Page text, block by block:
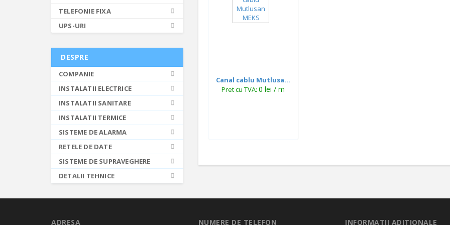
TELEFONIE FIXA
UPS-URI
DESPRE
COMPANIE
INSTALATII ELECTRICE
INSTALATII SANITARE
INSTALATII TERMICE
SISTEME DE ALARMA
RETELE DE DATE
SISTEME DE SUPRAVEGHERE
DETALII TEHNICE
Canal cablu Mutlusa...
Pret cu TVA:0 lei / m
ADRESA NUMERE DE TELEFON INFORMATII ADITIONALE